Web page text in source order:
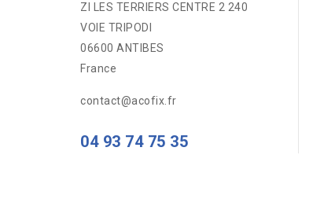
ZI LES TERRIERS CENTRE 2 240
VOIE TRIPODI
06600 ANTIBES
France
contact@acofix.fr
04 93 74 75 35